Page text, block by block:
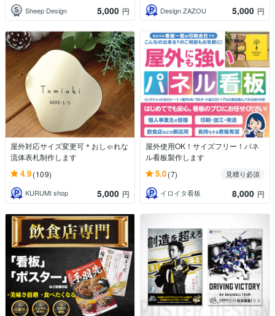
Sheep Design 5,000 円
Design ZAZOU
5,000 円
屋外対応サイズ変更可＊おしゃれな
流体表札制作します
4.9(109)
KURUMI shop 5,000 円
屋外使用OK！サイズフリー！パネ
ル看板製作します
5.0(7)
見積り必須
イロイタ看板
8,000 円